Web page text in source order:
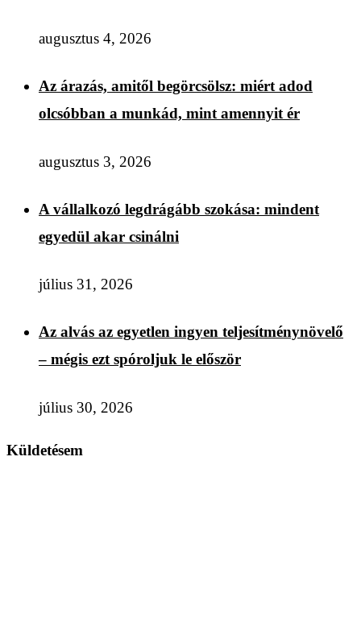
augusztus 4, 2026
Az árazás, amitől begörcsölsz: miért adod
olcsóbban a munkád, mint amennyit ér
augusztus 3, 2026
A vállalkozó legdrágább szokása: mindent
egyedül akar csinálni
július 31, 2026
Az alvás az egyetlen ingyen teljesítménynövelő
– mégis ezt spóroljuk le először
július 30, 2026
Küldetésem